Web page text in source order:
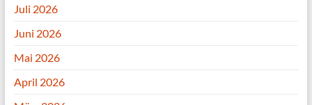
Juli 2026
Juni 2026
Mai 2026
April 2026